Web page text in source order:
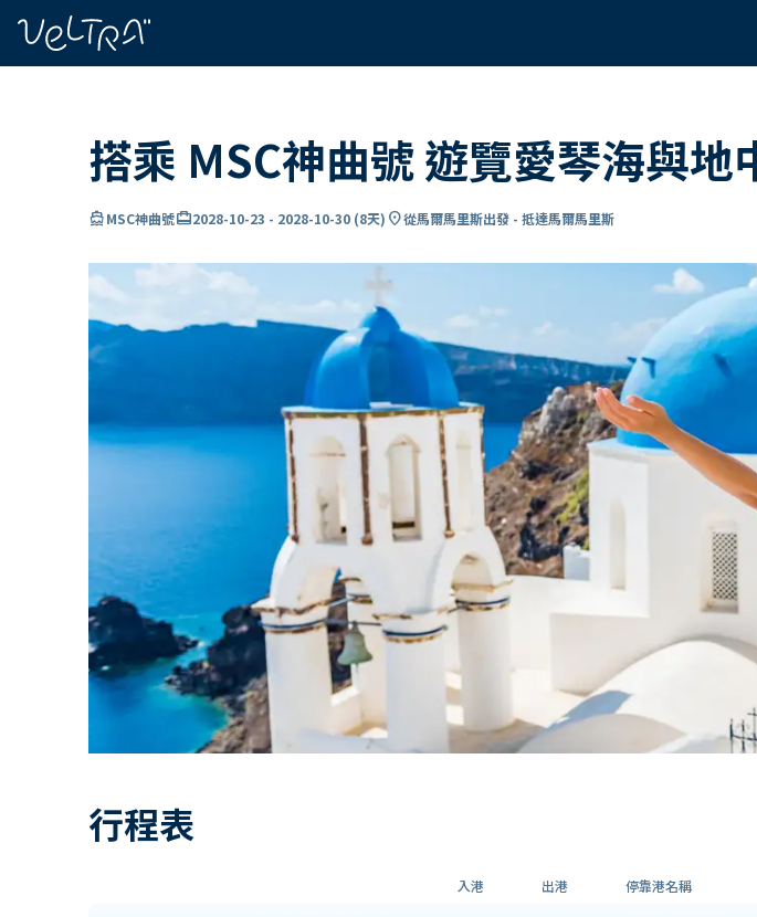
搭乘 MSC神曲號 遊覽愛琴海與
directions_boatMSC神曲號card_travel2028-10-23 - 2028-10-30 (8天) location_on從馬爾馬里斯出發 - 抵達馬爾馬里斯
行程表
入港 出港 停靠港名稱